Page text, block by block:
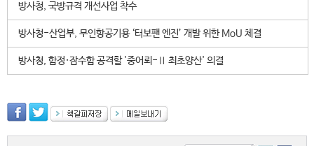
방사청, 국방규격 개선사업 착수
방사청-산업부, 무인항공기용 ‘터보팬 엔진’ 개발 위한 MoU 체결
방사청, 함정·잠수함 공격할 '중어뢰-Ⅱ 최초양산' 의결